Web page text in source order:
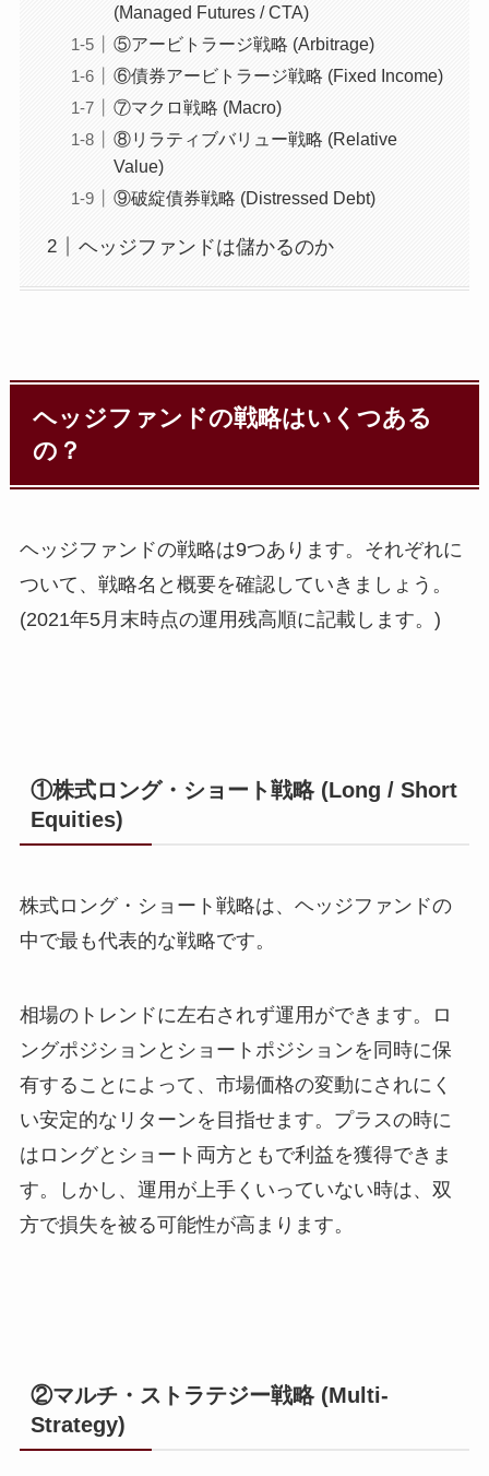
(Managed Futures / CTA)
⑤アービトラージ戦略 (Arbitrage)
⑥債券アービトラージ戦略 (Fixed Income)
⑦マクロ戦略 (Macro)
⑧リラティブバリュー戦略 (Relative
Value)
⑨破綻債券戦略 (Distressed Debt)
ヘッジファンドは儲かるのか
ヘッジファンドの戦略はいくつある
の？
ヘッジファンドの戦略は9つあります。それぞれに
ついて、戦略名と概要を確認していきましょう。
(2021年5月末時点の運用残高順に記載します。)
①株式ロング・ショート戦略 (Long / Short
Equities)
株式ロング・ショート戦略は、ヘッジファンドの
中で最も代表的な戦略です。
相場のトレンドに左右されず運用ができます。ロ
ングポジションとショートポジションを同時に保
有することによって、市場価格の変動にされにく
い安定的なリターンを目指せます。プラスの時に
はロングとショート両方ともで利益を獲得できま
す。しかし、運用が上手くいっていない時は、双
方で損失を被る可能性が高まります。
②マルチ・ストラテジー戦略 (Multi-
Strategy)